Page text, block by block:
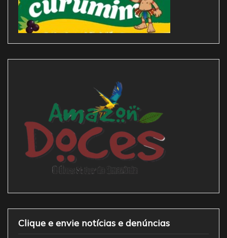
Clique e envie notícias e denúncias